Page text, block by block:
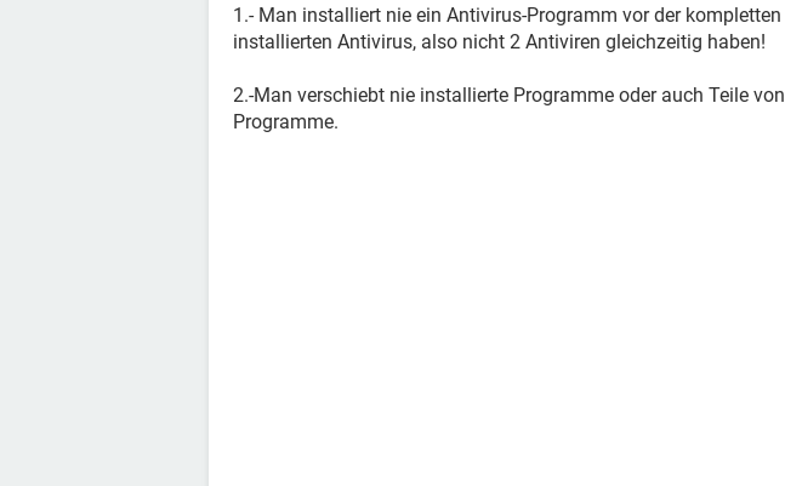
1.- Man installiert nie ein Antivirus-Programm vor der
installierten Antivirus, also nicht 2 Antiviren gleichzeitig haben!
2.-Man verschiebt nie installierte Programme oder auch Teile
Programme.